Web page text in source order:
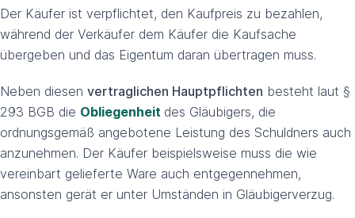
Der Käufer ist verpflichtet, den Kaufpreis zu bezahlen,
während der Verkäufer dem Käufer die Kaufsache
übergeben und das Eigentum daran übertragen muss.
Neben diesen vertraglichen Hauptpflichten besteht laut §
293 BGB die Obliegenheit des Gläubigers, die
ordnungsgemäß angebotene Leistung des Schuldners auch
anzunehmen. Der Käufer beispielsweise muss die wie
vereinbart gelieferte Ware auch entgegennehmen,
ansonsten gerät er unter Umständen in Gläubigerverzug.